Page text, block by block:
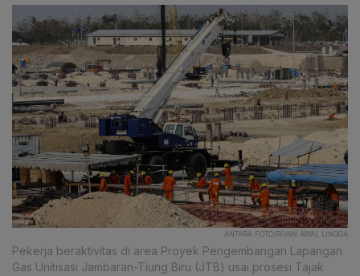
ANTARA FOTO/RIVAN AWAL LINGGA
Pekerja beraktivitas di area Proyek Pengembangan Lapangan
Gas Unitisasi Jambaran-Tiung Biru (JTB) usai prosesi Tajak